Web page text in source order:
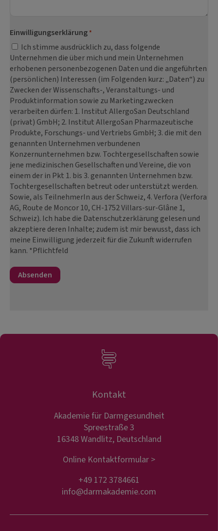
Einwilligungserklärung *
Ich stimme ausdrücklich zu, dass folgende
Unternehmen die über mich und mein Unternehmen
erhobenen personenbezogenen Daten und die angeführten
(persönlichen) Interessen (im Folgenden kurz: „Daten“) zu
Zwecken der Wissenschafts-, Veranstaltungs- und
Produktinformation sowie zu Marketingzwecken
verarbeiten dürfen: 1. Institut AllergoSan Deutschland
(privat) GmbH; 2. Institut AllergoSan Pharmazeutische
Produkte, Forschungs- und Vertriebs GmbH; 3. die mit den
genannten Unternehmen verbundenen
Konzernunternehmen bzw. Tochtergesellschaften sowie
jene medizinischen Gesellschaften und Vereine, die von
einem der in Pkt 1. bis 3. genannten Unternehmen bzw.
Tochtergesellschaften betreut oder unterstützt werden.
Sowie, als TeilnehmerIn aus der Schweiz, 4. Verfora (Verfora
AG, Route de Moncor 10, CH-1752 Villars-sur-Glâne 1,
Schweiz). Ich habe die Datenschutzerklärung gelesen und
akzeptiere deren Inhalte; zudem ist mir bewusst, dass ich
meine Einwilligung jederzeit für die Zukunft widerrufen
kann. *Pflichtfeld
Kontakt
Akademie für Darmgesundheit
Spreestraße 3
16348 Wandlitz, Deutschland
Online Kontaktformular >
+49 172 3784661
info@darmakademie.com